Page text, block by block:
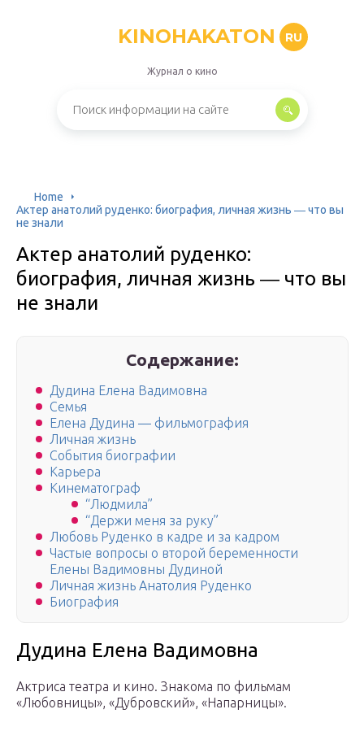
KINOHAKATON RU
Журнал о кино
Home
Актер анатолий руденко: биография, личная жизнь ― что вы
не знали
Актер анатолий руденко:
биография, личная жизнь ― что вы
не знали
Содержание:
Дудина Елена Вадимовна
Семья
Елена Дудина — фильмография
Личная жизнь
События биографии
Карьера
Кинематограф
“Людмила”
“Держи меня за руку”
Любовь Руденко в кадре и за кадром
Частые вопросы о второй беременности
Елены Вадимовны Дудиной
Личная жизнь Анатолия Руденко
Биография
Дудина Елена Вадимовна
Актриса театра и кино. Знакома по фильмам
«Любовницы», «Дубровский», «Напарницы».